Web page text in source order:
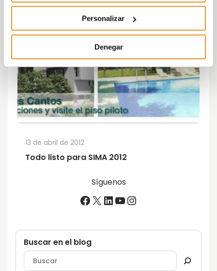
Personalizar
Denegar
Todo listo para SIMA 2012
13 de abril de 2012
Síguenos
Facebook
X LinkedIn
YouTube
Instagram
Buscar en el blog